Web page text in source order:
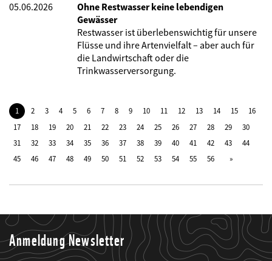
05.06.2026
Ohne Restwasser keine lebendigen
Gewässer
Restwasser ist überlebenswichtig für unsere
Flüsse und ihre Artenvielfalt – aber auch für
die Landwirtschaft oder die
Trinkwasserversorgung.
1 2 3 4 5 6 7 8 9 10 11 12 13 14 15
16
17
18 19 20 21 22 23 24 25 26 27 28 29
30
31
32 33 34 35 36 37 38 39 40 41 42 43
44
45
46 47 48 49 50 51 52 53 54 55 56
Anmeldung Newsletter